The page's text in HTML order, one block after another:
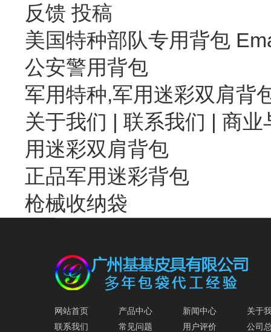
反馈 投稿
美国特种部队专用背包
公安警用背包
军用特种,军用迷彩双肩背
关于我们 | 联系我们 | 商业
用迷彩双肩背包
正品军用迷彩背包
枪械收纳袋
网站首页 产品中心 新闻中心
关于
联系我们
常见问题 用户评价 公司